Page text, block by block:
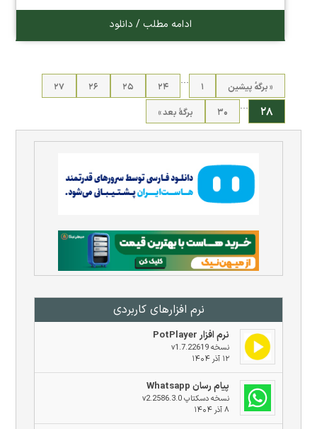
نرم افزار‌های کاربردی
نرم افزار PotPlayer
نسخه v1.7.22619
۱۲ آذر ۱۴۰۴
پیام رسان Whatsapp
نسخه دسکتاپ v2.2586.3.0
۸ آذر ۱۴۰۴
ادامه مطلب / دانلود
« برگه‌ٔ پیشین ۱
…
۲۴ ۲۵ ۲۶ ۲۷
۲۸ …
۳۰ برگهٔ بعد »